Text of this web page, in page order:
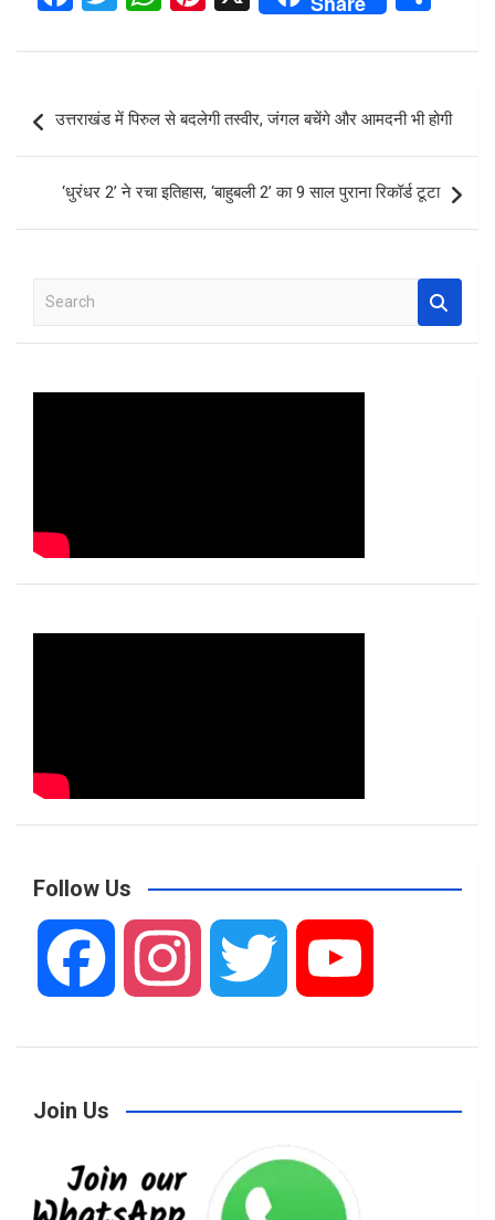
ce
o
o
k
tt
er
at
s
A
p
p
er
es
t
ar
e
navigation
उत्तराखंड में पिरुल से बदलेगी तस्वीर, जंगल बचेंगे और आमदनी भी होगी
‘धुरंधर 2’ ने रचा इतिहास, ‘बाहुबली 2’ का 9 साल पुराना रिकॉर्ड टूटा
a
Follow Us
e
s i u
Join Us